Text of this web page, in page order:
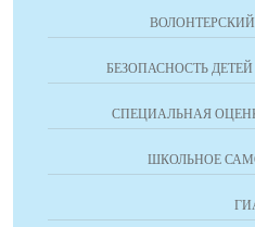
ВОЛОНТЕРСКИЙ
БЕЗОПАСНОСТЬ
СПЕЦИАЛЬНАЯ
ШКОЛЬНОЕ